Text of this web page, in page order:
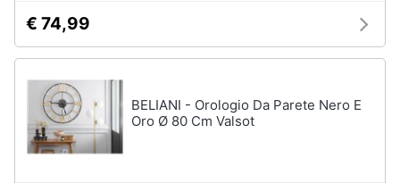
€ 74,99
BELIANI - Orologio Da Parete Nero E
Oro Ø 80 Cm Valsot